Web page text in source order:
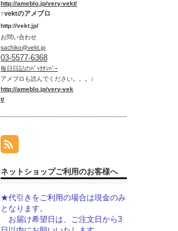
http://ameblo.jp/very-vekt/
↑vektのアメブロ
http://vekt.jp/
お問い合わせ
sachiko@vekt.jp
03-5577-6368
毎日日記のﾊﾞｯｸﾅﾝﾊﾞｰ
アメブロ も読んでください。。。↓
http://ameblo.jp/very-vek
t/
ネットショップご利用のお客様へ
★代引きをご利用の場合は現金のみ
となります。
お届け希望日は、ご注文日から3